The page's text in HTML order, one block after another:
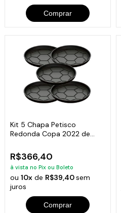
Comprar
Kit 5 Chapa Petisco
Redonda Copa 2022 de
R$366,40
à vista no Pix ou Boleto
ou10x de R$39,40sem
juros
Comprar